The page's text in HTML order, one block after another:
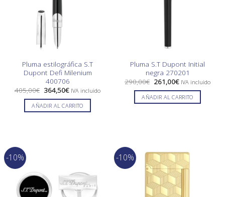
Pluma estilográfica S.T
Dupont Defi Milenium
400706
405,00€ El
precio
original
era:
405,00€.
364,50€El
precio
actual
es:
364,50€.
IVA incluido
AÑADIR AL CARRITO
Pluma S.T Dupont Initial
negra 270201
290,00€ El
precio
original
era:
290,00€.
261,00€El
precio
actual
es:
261,00€.
IVA incluido
AÑADIR AL CARRITO
-10% -10%